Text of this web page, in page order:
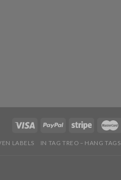
LABELS
IN TAG TREO – HANG TAGS